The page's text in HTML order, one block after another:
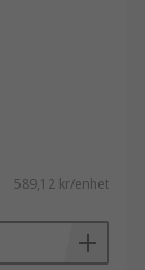
589,12 kr/enhet